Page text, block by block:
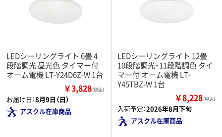
LEDシーリングライト 6畳 4
段階調光 昼光色 タイマー付
オーム電機 LT-Y24D6Z-W 1台
￥3,828（税込）
お届け日：8月9日（日）
アスクル在庫商品
LEDシーリングライト 12畳
10段階調光・11段階調色 タイ
マー付 オーム電機 LT-
Y45TBZ-W 1台
￥8,228（税込）
入荷予定：2026年8月下旬
アスクル在庫商品